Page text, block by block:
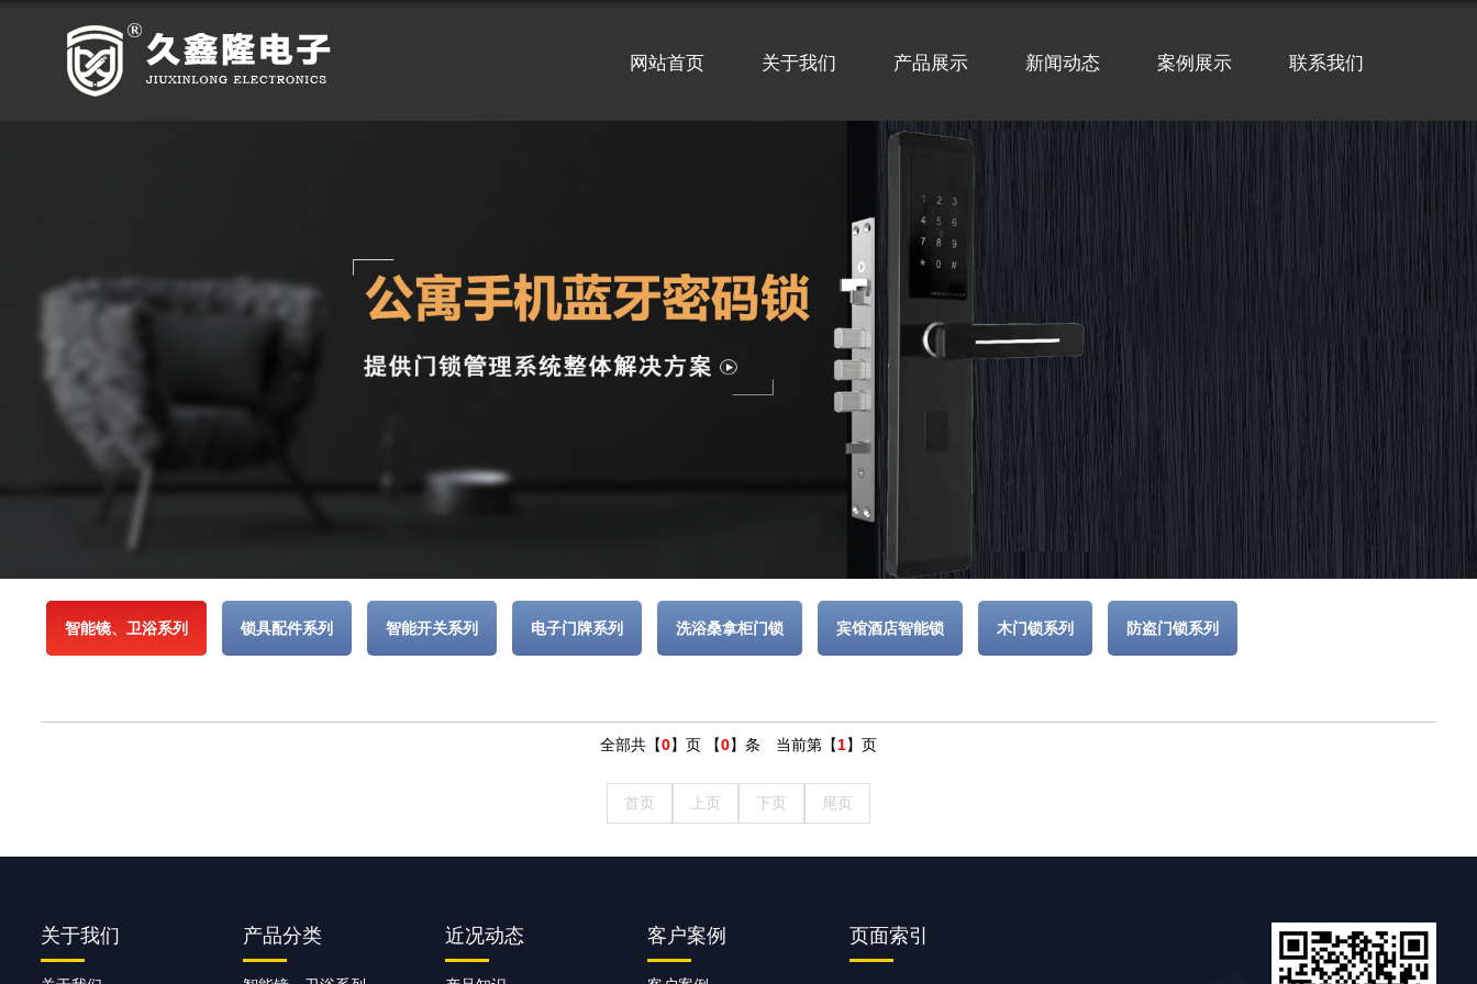
网站首页 关于我们 产品展示 新闻动态 案例展示 联系我们
智能镜、卫浴系列 锁具配件系列 智能开关系列 电子门牌系列 洗浴桑拿柜门锁 宾馆酒店智能锁 木门锁系列 防盗门锁系列
全部共【0】页 【0】条 当前第【1】页
首页 上页 下页 尾页
关于我们 产品分类 近况动态 客户案例 页面索引